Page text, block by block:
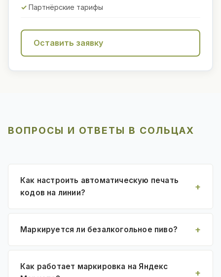
Партнёрские тарифы
Оставить заявку
ВОПРОСЫ И ОТВЕТЫ В СОЛЬЦАХ
Как настроить автоматическую печать
кодов на линии?
Маркируется ли безалкогольное пиво?
Как работает маркировка на Яндекс